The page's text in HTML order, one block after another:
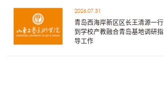
2026.07.31
青岛西海岸新区区长王清源一行
到学校产教融合青岛基地调研指
导工作